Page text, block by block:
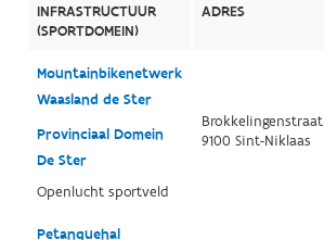
INFRASTRUCTUUR
(SPORTDOMEIN)
ADRES
Mountainbikenetwerk
Waasland de Ster
Provinciaal Domein
De Ster
Openlucht sportveld
Brokkelingenstraat
9100 Sint-Niklaas
Petanquehal